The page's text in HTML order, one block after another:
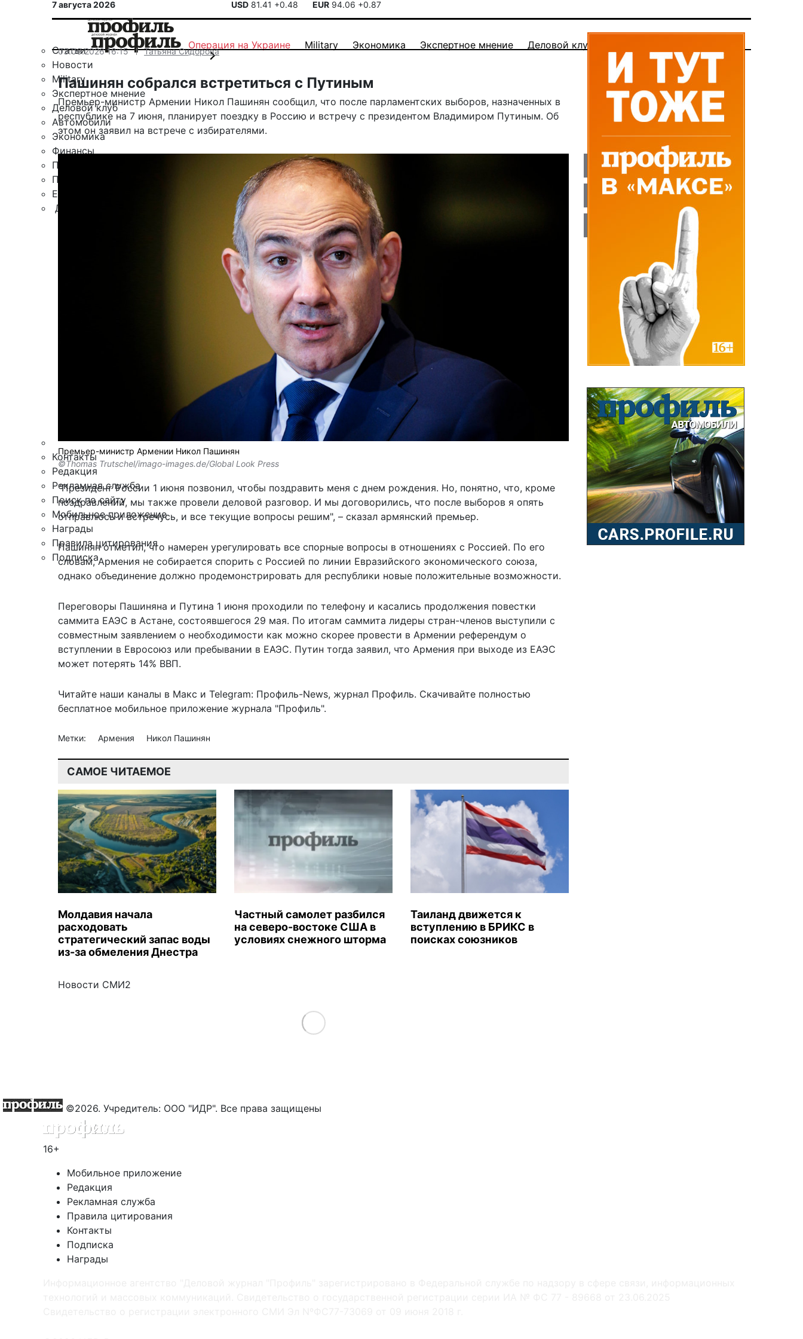
7 августа 2026 USD 81.41 +0.48 EUR 94.06 +0.87
Статьи
Новости
Military
Экспертное мнение
Деловой клуб
Автомобили
Экономика
Финансы
Политика
Путешествия
ЕАЭС
Другие рубрики
Контакты
Редакция
Рекламная служба
Поиск по сайту
Мобильное приложение
Награды
Правила цитирования
Подписка
Операция на Украине Military Экономика Экспертное мнение Деловой клуб
03.06.2026 16:15 Татьяна Сидорова
Пашинян собрался встретиться с Путиным
Премьер-министр Армении Никол Пашинян сообщил, что после парламентских выборов, назначенных в
республике на 7 июня, планирует поездку в Россию и встречу с президентом Владимиром Путиным. Об
этом он заявил на встрече с избирателями.
Премьер-министр Армении Никол Пашинян
©Thomas Trutschel/imago-images.de/Global Look Press
"Президент России 1 июня позвонил, чтобы поздравить меня с днем рождения. Но, понятно, что, кроме
поздравлений, мы также провели деловой разговор. И мы договорились, что после выборов я опять
отправлюсь и встречусь, и все текущие вопросы решим", – сказал армянский премьер.
Пашинян отметил, что намерен урегулировать все спорные вопросы в отношениях с Россией. По его
словам, Армения не собирается спорить с Россией по линии Евразийского экономического союза,
однако объединение должно продемонстрировать для республики новые положительные возможности.
Переговоры Пашиняна и Путина 1 июня проходили по телефону и касались продолжения повестки
саммита ЕАЭС в Астане, состоявшегося 29 мая. По итогам саммита лидеры стран-членов выступили с
совместным заявлением о необходимости как можно скорее провести в Армении референдум о
вступлении в Евросоюз или пребывании в ЕАЭС. Путин тогда заявил, что Армения при выходе из ЕАЭС
может потерять 14% ВВП.
Читайте наши каналы в Макс и Telegram: Профиль-News, журнал Профиль. Скачивайте полностью
бесплатное мобильное приложение журнала "Профиль".
Метки: Армения Никол Пашинян
САМОЕ ЧИТАЕМОЕ
Молдавия начала
расходовать
стратегический запас воды
из-за обмеления Днестра
Частный самолет разбился
на северо-востоке США в
условиях снежного шторма
Таиланд движется к
вступлению в БРИКС в
поисках союзников
Новости СМИ2
Load More
©2026. Учредитель: ООО "ИДР". Все права защищены
16+
Мобильное приложение
Редакция
Рекламная служба
Правила цитирования
Контакты
Подписка
Награды